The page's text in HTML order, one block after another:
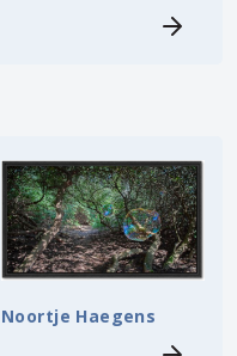
Noortje Haegens